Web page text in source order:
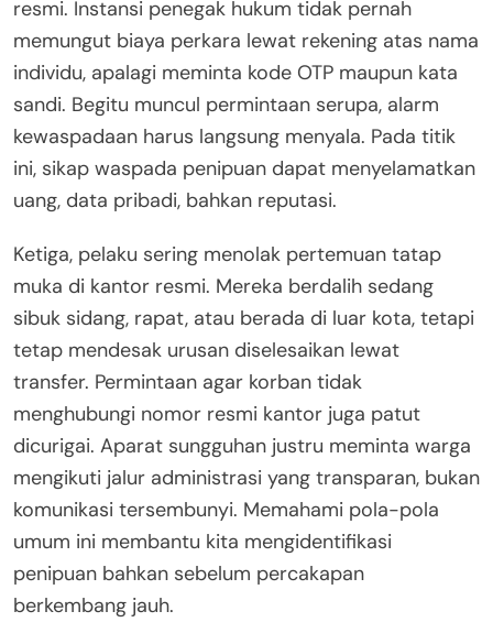
resmi. Instansi penegak hukum tidak pernah
memungut biaya perkara lewat rekening atas nama
individu, apalagi meminta kode OTP maupun kata
sandi. Begitu muncul permintaan serupa, alarm
kewaspadaan harus langsung menyala. Pada titik
ini, sikap waspada penipuan dapat menyelamatkan
uang, data pribadi, bahkan reputasi.
Ketiga, pelaku sering menolak pertemuan tatap
muka di kantor resmi. Mereka berdalih sedang
sibuk sidang, rapat, atau berada di luar kota, tetapi
tetap mendesak urusan diselesaikan lewat
transfer. Permintaan agar korban tidak
menghubungi nomor resmi kantor juga patut
dicurigai. Aparat sungguhan justru meminta warga
mengikuti jalur administrasi yang transparan, bukan
komunikasi tersembunyi. Memahami pola-pola
umum ini membantu kita mengidentifikasi
penipuan bahkan sebelum percakapan
berkembang jauh.